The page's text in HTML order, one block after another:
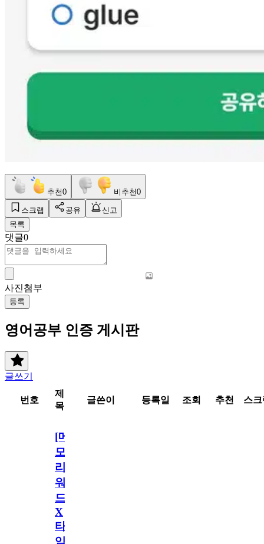
추천0 비추천0
스크랩 공유
신고
목록
댓글0
사진첨부
등록
영어공부 인증 게시판
글쓰기
번호
제
목
글쓴이 등록일 조회 추천 스
[메
모
리
워
드
X
타